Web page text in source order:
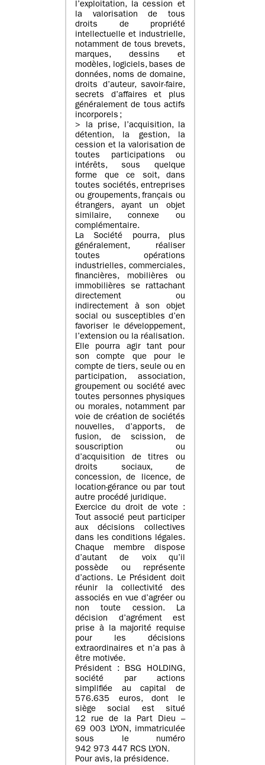
l’exploitation, la cession et
la valorisation de tous
droits de propriété
intellectuelle et industrielle,
notamment de tous brevets,
marques, dessins et
modèles, logiciels, bases de
données, noms de domaine,
droits d’auteur, savoir-faire,
secrets d’affaires et plus
généralement de tous actifs
incorporels ;
> la prise, l’acquisition, la
détention, la gestion, la
cession et la valorisation de
toutes participations ou
intérêts, sous quelque
forme que ce soit, dans
toutes sociétés, entreprises
ou groupements, français ou
étrangers, ayant un objet
similaire, connexe ou
complémentaire.
La Société pourra, plus
généralement, réaliser
toutes opérations
industrielles, commerciales,
financières, mobilières ou
immobilières se rattachant
directement ou
indirectement à son objet
social ou susceptibles d’en
favoriser le développement,
l’extension ou la réalisation.
Elle pourra agir tant pour
son compte que pour le
compte de tiers, seule ou en
participation, association,
groupement ou société avec
toutes personnes physiques
ou morales, notamment par
voie de création de sociétés
nouvelles, d’apports, de
fusion, de scission, de
souscription ou
d’acquisition de titres ou
droits sociaux, de
concession, de licence, de
location-gérance ou par tout
autre procédé juridique.
Exercice du droit de vote :
Tout associé peut participer
aux décisions collectives
dans les conditions légales.
Chaque membre dispose
d’autant de voix qu’il
possède ou représente
d’actions. Le Président doit
réunir la collectivité des
associés en vue d’agréer ou
non toute cession. La
décision d’agrément est
prise à la majorité requise
pour les décisions
extraordinaires et n’a pas à
être motivée.
Président : BSG HOLDING,
société par actions
simplifiée au capital de
576.635 euros, dont le
siège social est situé
12 rue de la Part Dieu –
69 003 LYON, immatriculée
sous le numéro
942 973 447 RCS LYON.
Pour avis, la présidence.